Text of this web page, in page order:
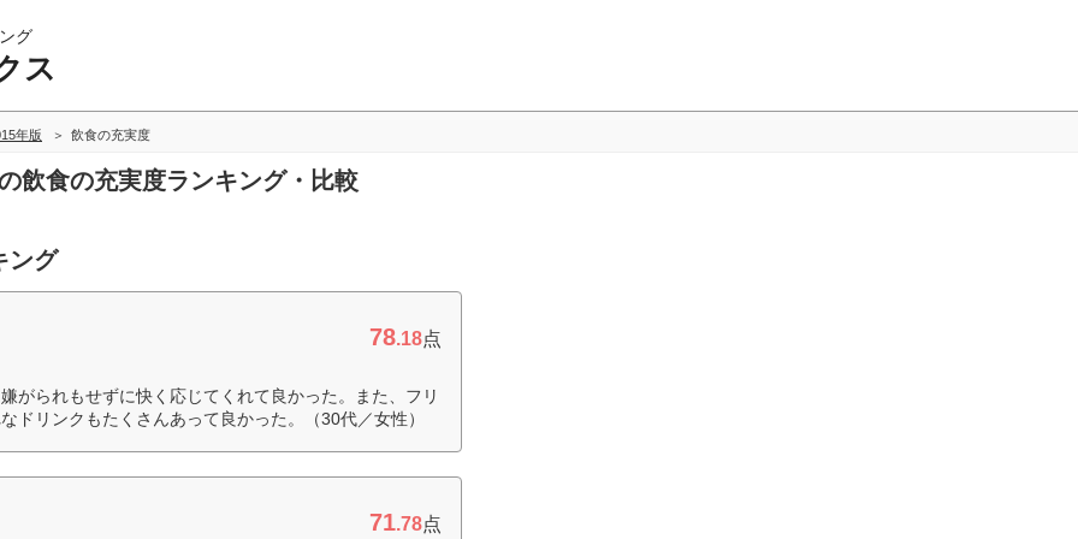
グ
ス
年版 飲食の充実度
飲食の充実度ランキング・比較
ング
78.18点
がられもせずに快く応じてくれて良かった。また、フリ
ドリンクもたくさんあって良かった。（30代／女性）
71.78点